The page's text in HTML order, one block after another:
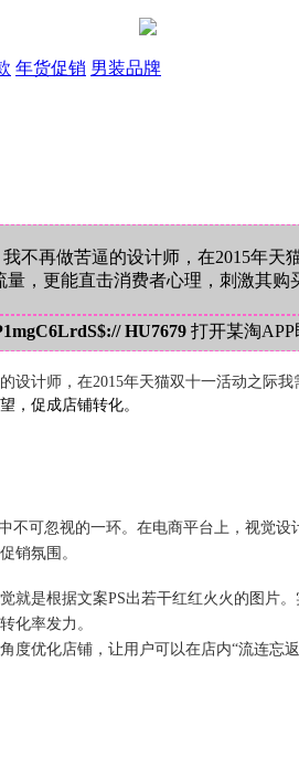
年货促销 男装品牌
不再做苦逼的设计师，在2015年
，更能直击消费者心理，刺激其购
HU7679 打开某淘APP
设计师，在2015年天猫双十一活动之际我
，促成店铺转化。
可忽视的一环。在电商平台上，视觉
销氛围。
根据文案PS出若干红红火火的图片
化率发力。
度优化店铺，让用户可以在店内“流连忘